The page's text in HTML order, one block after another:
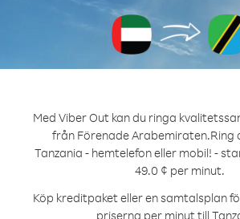
Med Viber Out kan du ringa
från Förenade Arabemiraten.Ring
Tanzania - hemtelefon eller mobil! -
49.0 ¢ per minut.
Köp kreditpaket eller en samtalsplan
priserna per minut till